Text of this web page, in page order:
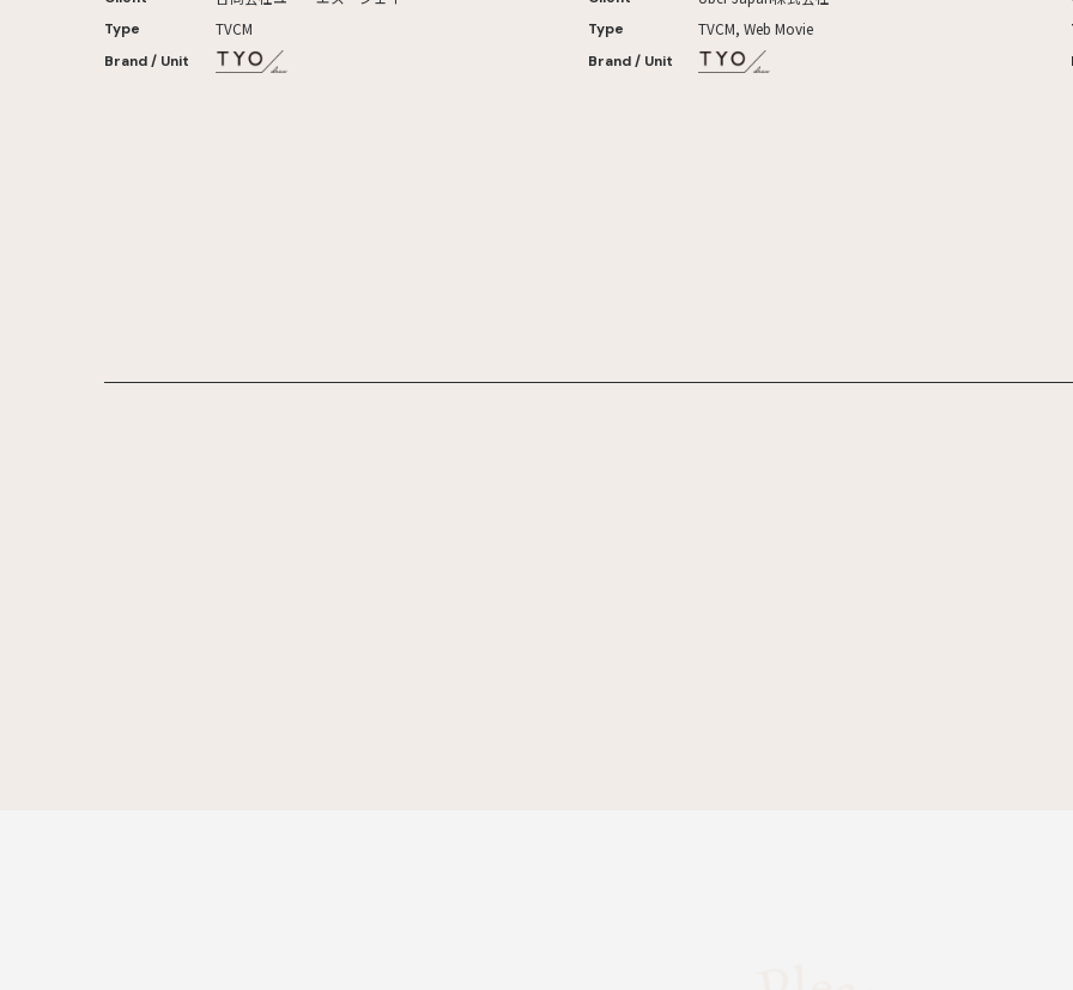
Type TVCM
Brand / Unit
Type TVCM, Web Movie
Brand / Unit